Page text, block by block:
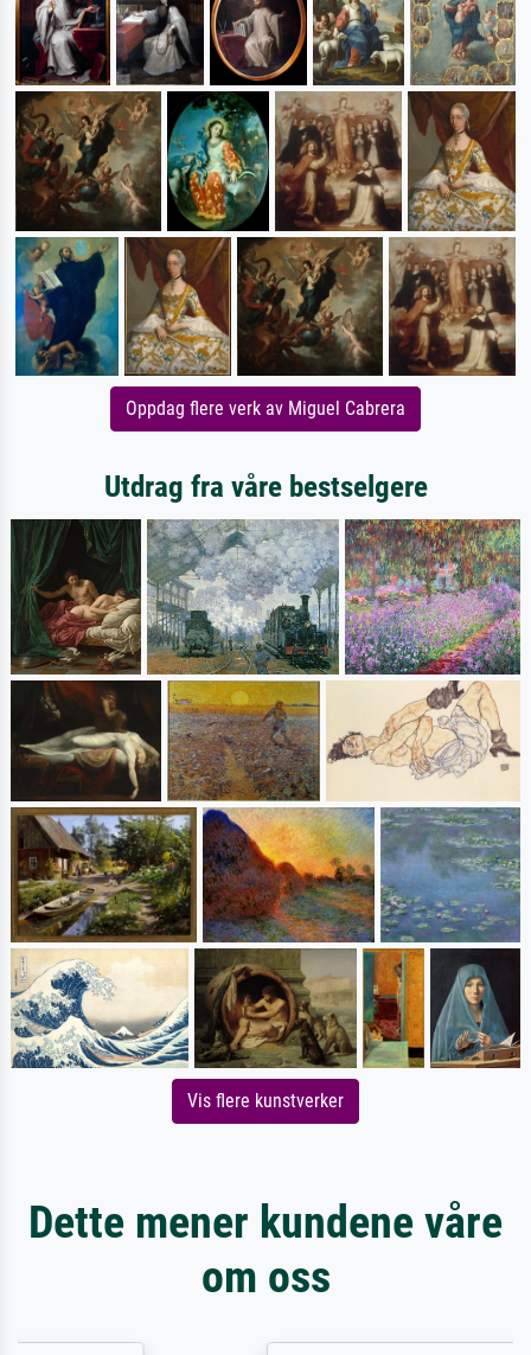
Oppdag flere verk av Miguel Cabrera
Utdrag fra våre bestselgere
Vis flere kunstverker
Dette mener kundene våre
om oss